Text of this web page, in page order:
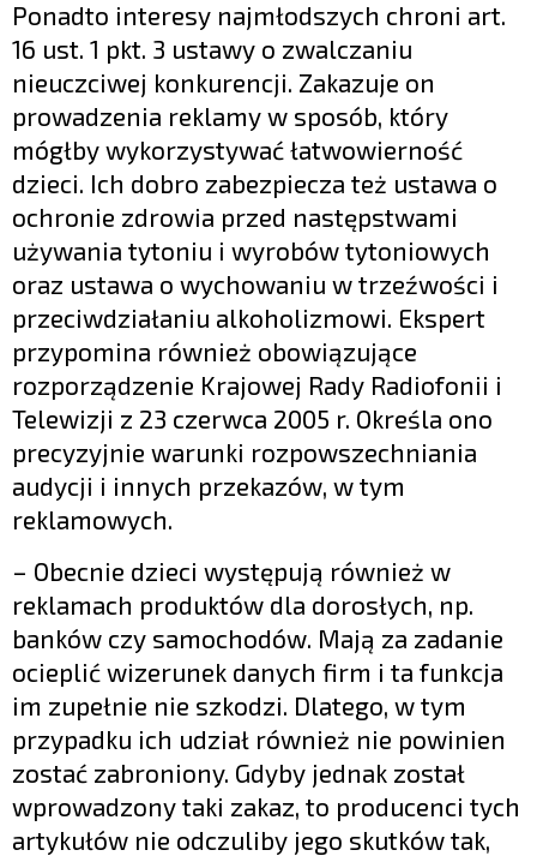
Ponadto interesy najmłodszych chroni art.
16 ust. 1 pkt. 3 ustawy o zwalczaniu
nieuczciwej konkurencji. Zakazuje on
prowadzenia reklamy w sposób, który
mógłby wykorzystywać łatwowierność
dzieci. Ich dobro zabezpiecza też ustawa o
ochronie zdrowia przed następstwami
używania tytoniu i wyrobów tytoniowych
oraz ustawa o wychowaniu w trzeźwości i
przeciwdziałaniu alkoholizmowi. Ekspert
przypomina również obowiązujące
rozporządzenie Krajowej Rady Radiofonii i
Telewizji z 23 czerwca 2005 r. Określa ono
precyzyjnie warunki rozpowszechniania
audycji i innych przekazów, w tym
reklamowych.
– Obecnie dzieci występują również w
reklamach produktów dla dorosłych, np.
banków czy samochodów. Mają za zadanie
ocieplić wizerunek danych firm i ta funkcja
im zupełnie nie szkodzi. Dlatego, w tym
przypadku ich udział również nie powinien
zostać zabroniony. Gdyby jednak został
wprowadzony taki zakaz, to producenci tych
artykułów nie odczuliby jego skutków tak,